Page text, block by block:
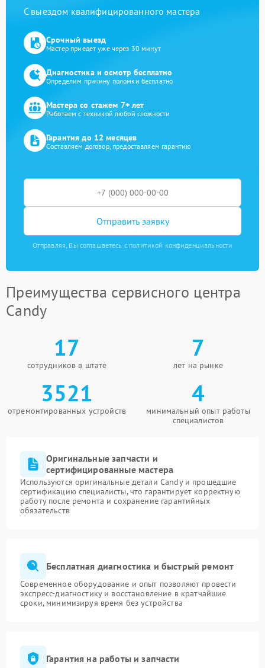
С выездом квалифицированного мастера
Срочный выезд
Мастер приедет уже через 30 минут
Диагностика и осмотр бесплатно
Определим причину поломки бесплатно
Мастера со стажем 7+ лет
Работаем с техникой любой сложности
Гарантия до 12 месяцев
Составляем договор, предоставляем гарантию
Отправить заявку
Отправляя, Вы соглашаетесь с политикой конфиденциальности
Преимущества сервисного центра
Candy
17
сотрудников в штате
7
лет на рынке
3521
отремонтированных устройств
4
минимальный опыт работы
специалистов
Оригинальные запчасти и
сертифицированные мастера
Используются оригинальные детали Candy и прошедшие
сертификацию специалисты, что гарантирует корректную
работу после ремонта и сохранение гарантийных
обязательств
Бесплатная диагностика и быстрый ремонт
Современное оборудование и опыт позволяют провести
экспресс-диагностику и восстановление в кратчайшие
сроки, минимизируя время без устройства
Гарантия на работы и запчасти